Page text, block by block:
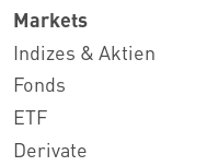
Markets
Indizes & Aktien
Fonds
ETF
Derivate